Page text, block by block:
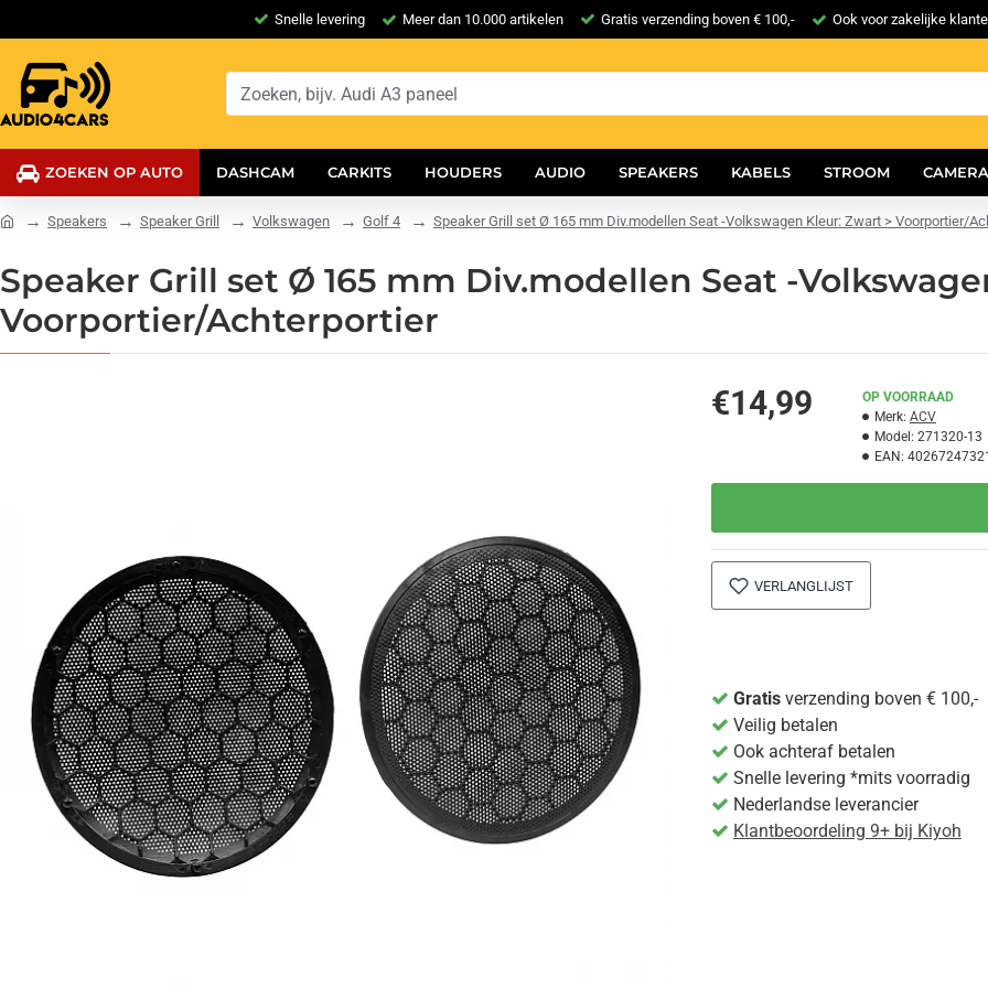
Snelle levering Meer dan 10.000 artikelen Gratis verzending boven € 100,- Ook voor zakelijke
ZOEKEN OP AUTO DASHCAM CARKITS HOUDERS AUDIO SPEAKERS KABELS STROOM
Speakers Speaker Grill Volkswagen Golf 4 Speaker Grill set Ø 165 mm Div.modellen Seat -Volkswagen Kleur: Zwart > Voorportier/
Speaker Grill set Ø 165 mm Div.modellen Seat -
Voorportier/Achterportier
€14,99
OP VOORRAAD
Merk: ACV
Model: 271320-13
EAN:
VERLANGLIJST
Gratisverzending boven € 100,-
Veilig betalen
Ook achteraf betalen
Snelle levering *mits voorradig
Nederlandse leverancier
Klantbeoordeling 9+ bij Kiyoh